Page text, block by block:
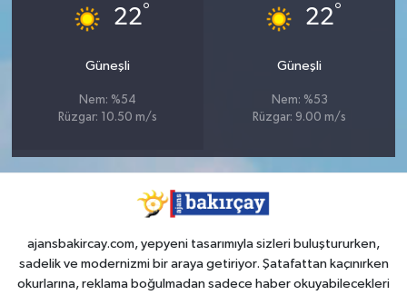
22°
Güneşli
Nem: %54
Rüzgar: 10.50 m/s
22°
Güneşli
Nem: %53
Rüzgar: 9.00 m/s
ajansbakircay.com, yepyeni tasarımıyla sizleri buluştururken,
sadelik ve modernizmi bir araya getiriyor. Şatafattan kaçınırken
okurlarına, reklama boğulmadan sadece haber okuyabilecekleri